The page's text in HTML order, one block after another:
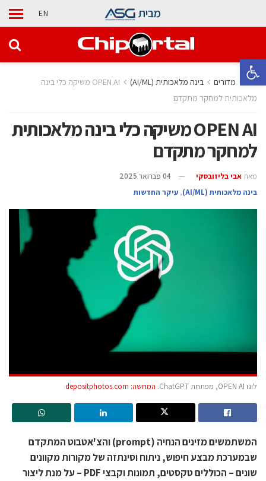
פתח סרגל נגישות
מבית EN
בית מדורים בינה מלאכותית (AI/ML)
OPEN AI משיקה כלי בינה
מלאכותית למחקר מתקדם
OPEN AI משיקה כלי בינה מלאכותית
למחקר מתקדם
מאת אבי בליזובסקי
04 פברואר 2025
בינה מלאכותית (AI/ML)
, עיקר החדשות
לוגו OPEN AI, מפתחת ChatGPT. המחשה: depositphotos.com
המשתמשים מזינים הנחיה (prompt) והצ'אטבוט המתקדם
שבמערכת מבצע חיפוש, ניתוח וסינתזה של מקורות מקוונים
שונים – הכוללים טקסטים, תמונות וקבצי PDF – על מנת ליצור